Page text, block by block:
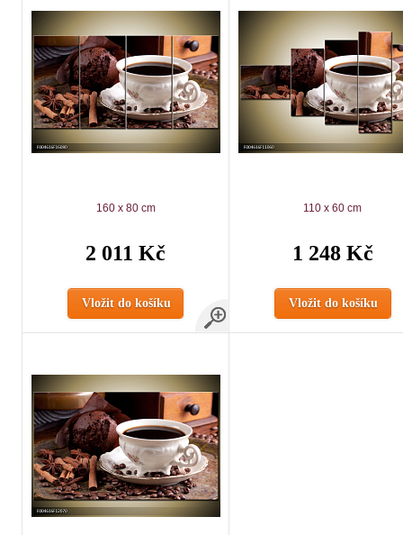
160 x 80 cm
2 011 Kč
Vložit do košíku
110 x 60 cm
1 248 Kč
Vložit do košíku